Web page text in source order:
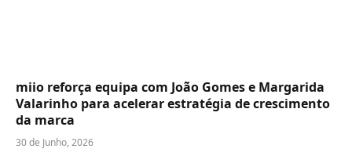
miio reforça equipa com João Gomes e Margarida
Valarinho para acelerar estratégia de crescimento
da marca
30 de Junho, 2026